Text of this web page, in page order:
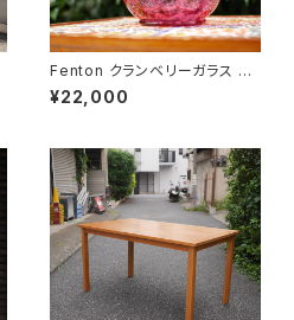
Fenton クランベリーガラス ピ
ッチャー
¥22,000